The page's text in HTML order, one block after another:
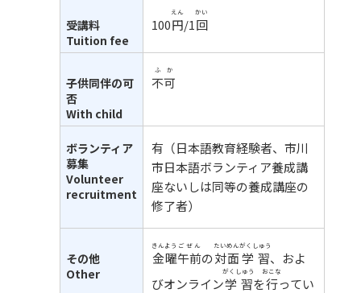
受講料
Tuition fee
100円
えん
/1回
かい
子供同伴の可
否
With child
不可
ふか
ボランティア
募集
Volunteer
recruitment
有（日本語教育経験者、市川
市日本語ボランティア養成講
座ないしは同等の養成講座の
修了者）
その他
Other
金曜
きんよう
午前
ごぜん
の対面
たいめん
学習
がくしゅう
、およ
びオンライン学習
がくしゅう
を行
おこな
ってい